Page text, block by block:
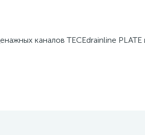
каналов TECEdrainline